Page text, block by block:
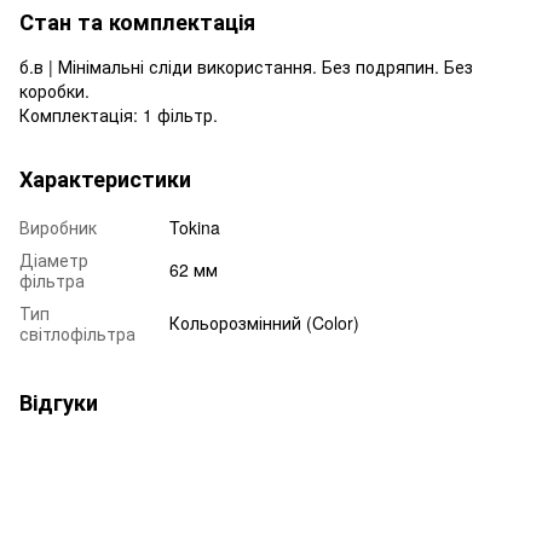
Стан та комплектація
б.в | Мінімальні сліди використання. Без подряпин. Без
коробки.
Комплектація: 1 фільтр.
Характеристики
Виробник
Tokina
Діаметр
фільтра
62 мм
Тип
світлофільтра
Кольорозмінний (Color)
Відгуки